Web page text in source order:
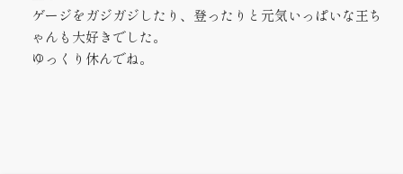
ゲージをガジガジしたり、登ったりと元気いっぱいな王ち
ゃんも大好きでした。
ゆっくり休んでね。